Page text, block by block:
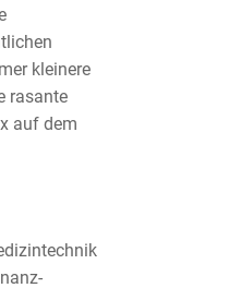
kleinere
rasante
auf dem